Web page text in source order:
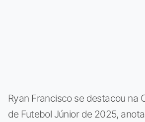
Ryan Francisco se destacou na
de Futebol Júnior de 2025,